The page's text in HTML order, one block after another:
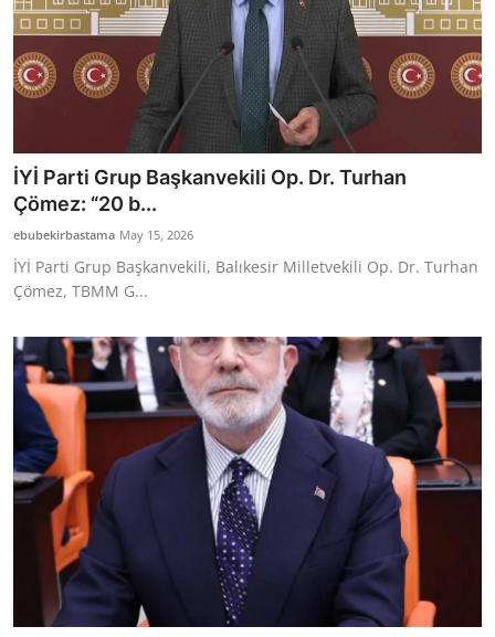
İYİ Parti Grup Başkanvekili Op. Dr. Turhan
Çömez: “20 b...
ebubekirbastama May 15, 2026
İYİ Parti Grup Başkanvekili, Balıkesir Milletvekili Op. Dr. Turhan
Çömez, TBMM G...